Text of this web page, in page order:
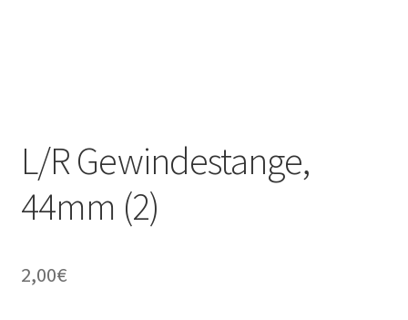
L/R Gewindestange,
44mm (2)
2,00€